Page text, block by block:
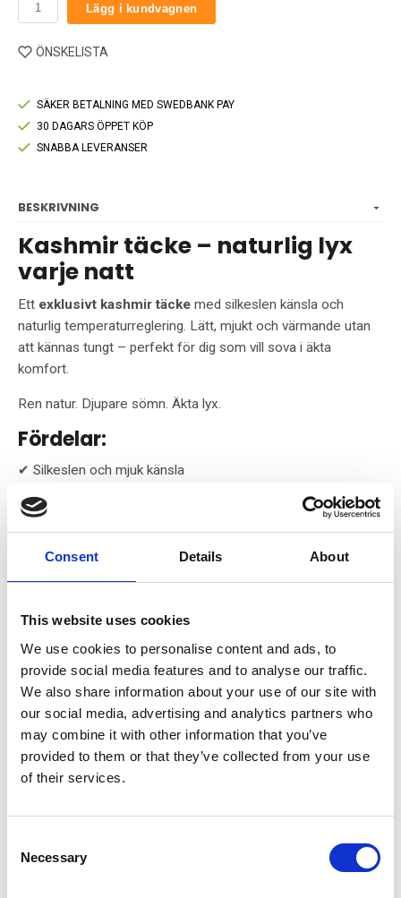
Consent Details About
This website uses cookies
We use cookies to personalise content and ads, to
provide social media features and to analyse our traffic.
We also share information about your use of our site with
our social media, advertising and analytics partners who
may combine it with other information that you’ve
provided to them or that they’ve collected from your use
of their services.
Selection
Necessary
Lägg i kundvagnen
ÖNSKELISTA
SÄKER BETALNING MED SWEDBANK PAY
30 DAGARS ÖPPET KÖP
SNABBA LEVERANSER
BESKRIVNING
Kashmir täcke – naturlig lyx
varje natt
Ett exklusivt kashmir täcke med silkeslen känsla och
naturlig temperaturreglering. Lätt, mjukt och värmande utan
att kännas tungt – perfekt för dig som vill sova i äkta
komfort.
Ren natur. Djupare sömn. Äkta lyx.
Fördelar:
✔ Silkeslen och mjuk känsla
✔ Temperaturreglerande – varm utan att bli instängd
Ett täcke för dig som vill kombinera naturliga material med
premiumkänsla
RECENSIONER
Andra produkter från samma kategori